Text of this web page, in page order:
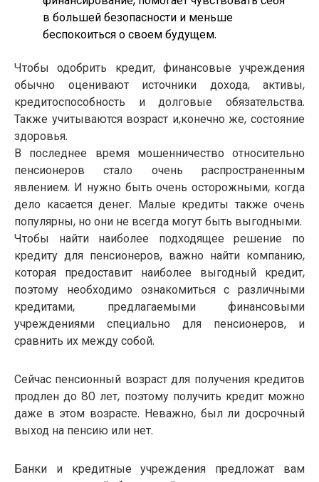
в большей безопасности и меньше
беспокоиться о своем будущем.
Чтобы одобрить кредит, финансовые учреждения
обычно оценивают источники дохода, активы,
кредитоспособность и долговые обязательства.
Также учитываются возраст и,конечно же, состояние
здоровья.
В последнее время мошенничество относительно
пенсионеров стало очень распространенным
явлением. И нужно быть очень осторожными, когда
дело касается денег. Малые кредиты также очень
популярны, но они не всегда могут быть выгодными.
Чтобы найти наиболее подходящее решение по
кредиту для пенсионеров, важно найти компанию,
которая предоставит наиболее выгодный кредит,
поэтому необходимо ознакомиться с различными
кредитами, предлагаемыми финансовыми
учреждениями специально для пенсионеров, и
сравнить их между собой.
Сейчас пенсионный возраст для получения кредитов
продлен до 80 лет, поэтому получить кредит можно
даже в этом возрасте. Неважно, был ли досрочный
выход на пенсию или нет.
Банки и кредитные учреждения предложат вам